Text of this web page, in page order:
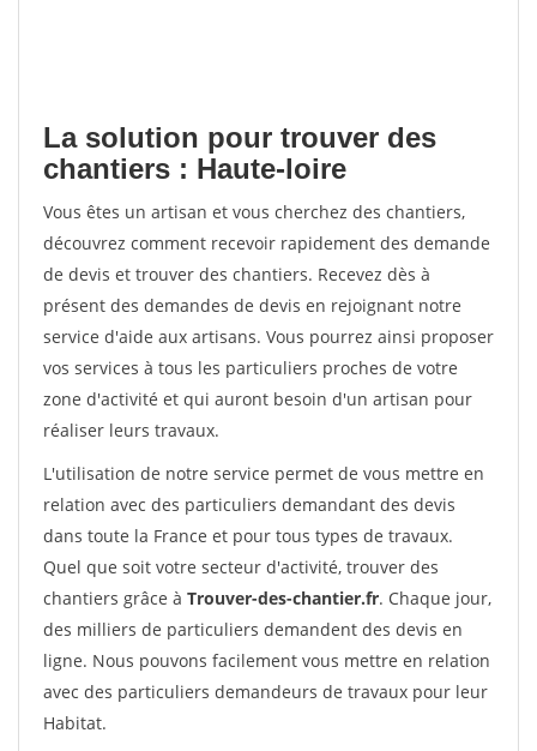
La solution pour trouver des
chantiers : Haute-loire
Vous êtes un artisan et vous cherchez des chantiers,
découvrez comment recevoir rapidement des demande
de devis et trouver des chantiers. Recevez dès à
présent des demandes de devis en rejoignant notre
service d'aide aux artisans. Vous pourrez ainsi proposer
vos services à tous les particuliers proches de votre
zone d'activité et qui auront besoin d'un artisan pour
réaliser leurs travaux.
L'utilisation de notre service permet de vous mettre en
relation avec des particuliers demandant des devis
dans toute la France et pour tous types de travaux.
Quel que soit votre secteur d'activité, trouver des
chantiers grâce à Trouver-des-chantier.fr. Chaque jour,
des milliers de particuliers demandent des devis en
ligne. Nous pouvons facilement vous mettre en relation
avec des particuliers demandeurs de travaux pour leur
Habitat.